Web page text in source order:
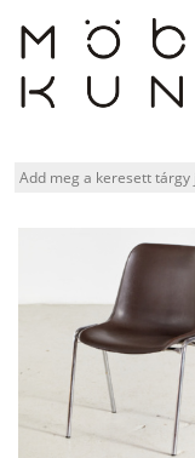
content